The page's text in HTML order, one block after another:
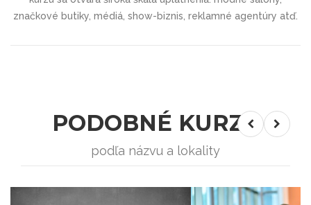
značkové butiky, médiá, show-biznis, reklamné agentúry atď.
PODOBNÉ KURZY
podľa názvu a lokality